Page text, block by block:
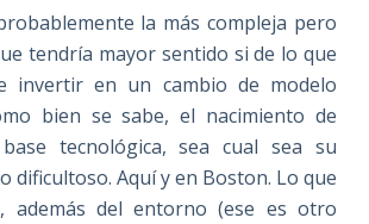
la más compleja pero
tendría mayor sentido si de lo que
invertir en un cambio de modelo
bien se sabe, el nacimiento de
tecnológica, sea cual sea su
dificultoso. Aquí y en Boston. Lo que
además del entorno (ese es otro